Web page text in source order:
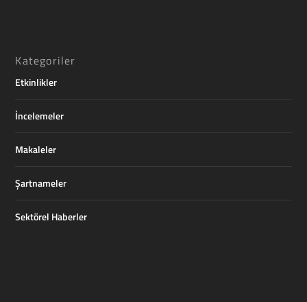
Kategoriler
Etkinlikler
İncelemeler
Makaleler
Şartnameler
Sektörel Haberler